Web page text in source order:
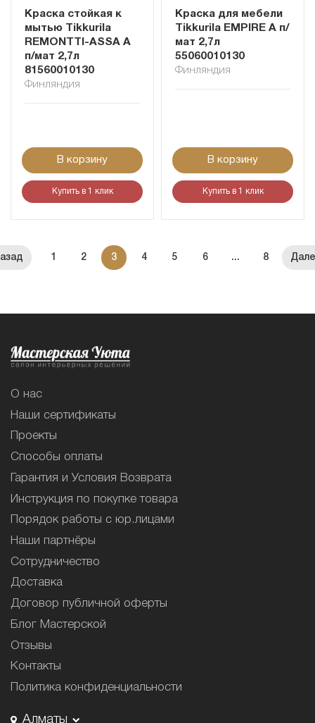
Краска стойкая к
мытью Tikkurila
REMONTTI-ASSA A
п/мат 2,7л
81560010130
Финляндия
В корзину
Купить в 1 клик
Краска для мебели
Tikkurila EMPIRE A п/
мат 2,7л
55060010130
Финляндия
В корзину
Купить в 1 клик
1 2 3 4 5 6 ... 8
О нас
Наши сертификаты
Проекты
Способы оплаты
Гарантия и Условия Возврата
Инструкция по покупке товара
Порядок работы с юр.лицами
Наши партнёры
Сотрудничество
Доставка
Договор публичной оферты
Блог Мастерской
Отзывы
Контакты
Политика конфиденциальности
Алматы